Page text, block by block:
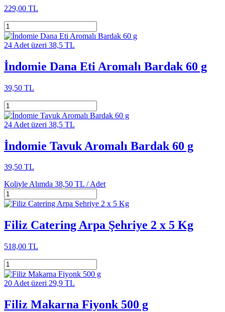
229,00 TL
24 Adet üzeri 38,5 TL
İndomie Dana Eti Aromalı Bardak 60 g
39,50 TL
24 Adet üzeri 38,5 TL
İndomie Tavuk Aromalı Bardak 60 g
39,50 TL
Koliyle Alımda 38,50 TL /Adet
Filiz Catering Arpa Şehriye 2 x 5 Kg
518,00 TL
20 Adet üzeri 29,9 TL
Filiz Makarna Fiyonk 500 g